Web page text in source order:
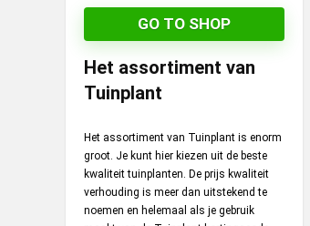
GO TO SHOP
Het assortiment van
Tuinplant
Het assortiment van Tuinplant is enorm
groot. Je kunt hier kiezen uit de beste
kwaliteit tuinplanten. De prijs kwaliteit
verhouding is meer dan uitstekend te
noemen en helemaal als je gebruik